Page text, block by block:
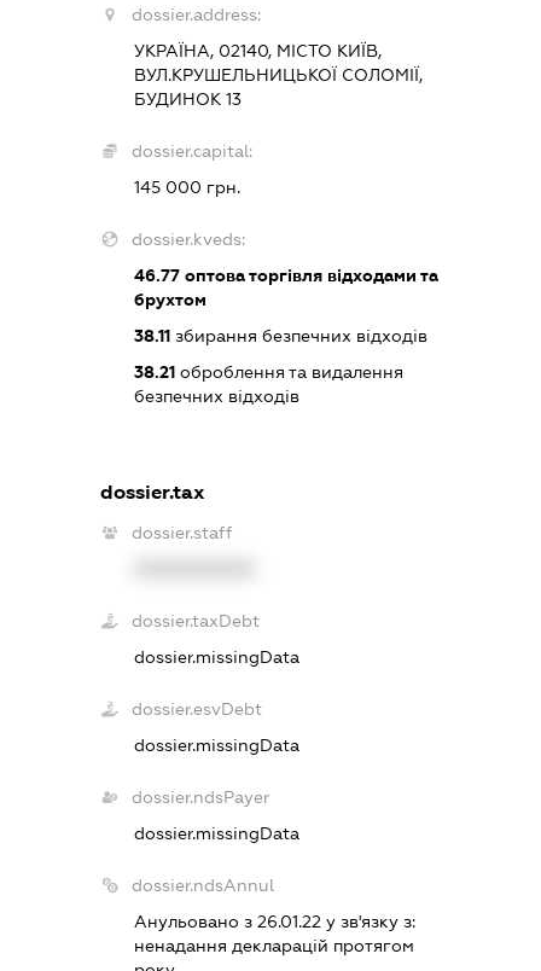
dossier.address:
УКРАЇНА, 02140, МІСТО КИЇВ,
ВУЛ.КРУШЕЛЬНИЦЬКОЇ СОЛОМІЇ,
БУДИНОК 13
dossier.capital:
145 000 грн.
dossier.kveds:
46.77 оптова торгівля відходами та
брухтом
38.11 збирання безпечних відходів
38.21 оброблення та видалення
безпечних відходів
dossier.tax
dossier.staff
dossier.taxDebt
dossier.missingData
dossier.esvDebt
dossier.missingData
dossier.ndsPayer
dossier.missingData
dossier.ndsAnnul
Анульовано з 26.01.22 у зв'язку з:
ненадання декларацiй протягом